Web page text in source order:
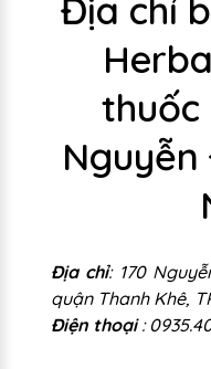
Địa chỉ
thuốc
Địa chỉ: 170
quận Thanh Khê,
Điện thoại: